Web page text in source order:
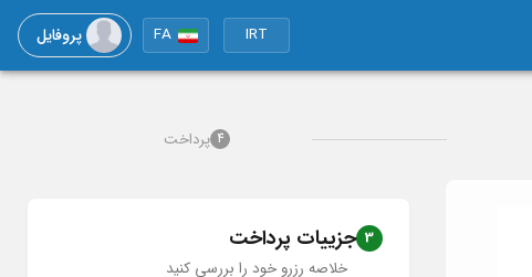
IRT
FA پروفایل
4 پرداخت
3 جزییات پرداخت
خلاصه رزرو خود را بررسی کنید